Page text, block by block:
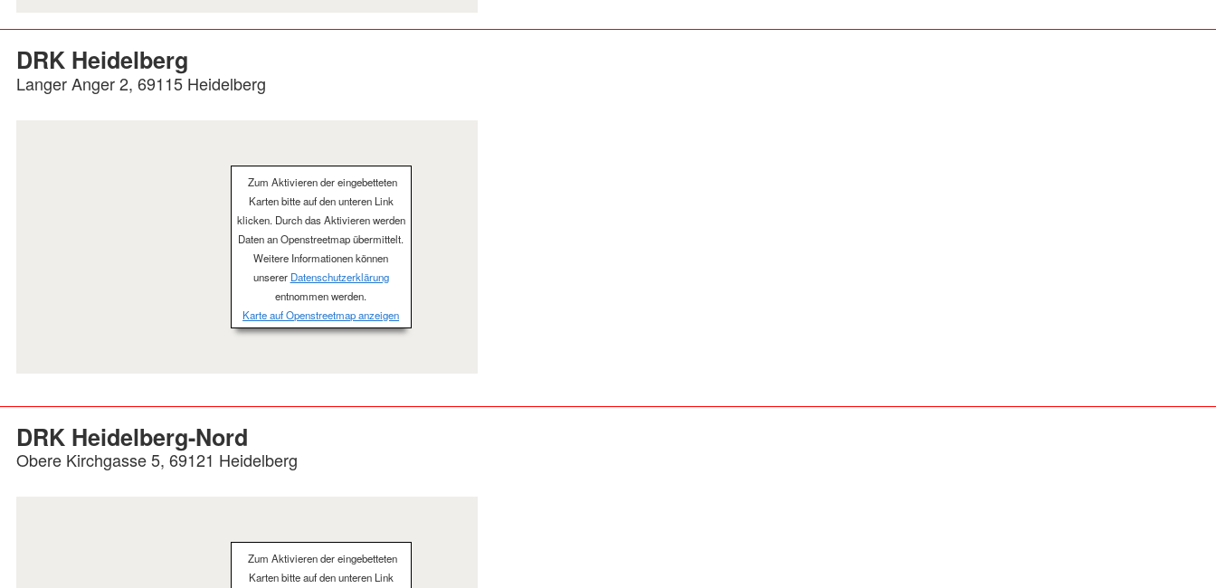
DRK Heidelberg
Langer Anger 2, 69115 Heidelberg
Zum Aktivieren der eingebetteten
Karten bitte auf den unteren Link
klicken. Durch das Aktivieren werden
Daten an Openstreetmap übermittelt.
Weitere Informationen können
unserer Datenschutzerklärung
entnommen werden.
Karte auf Openstreetmap anzeigen
DRK Heidelberg-Nord
Obere Kirchgasse 5, 69121 Heidelberg
Zum Aktivieren der eingebetteten
Karten bitte auf den unteren Link